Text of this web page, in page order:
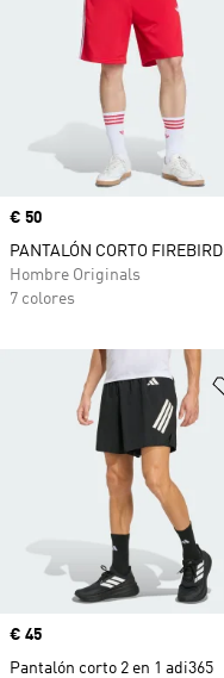
Precio
€ 50
PANTALÓN CORTO FIREBIRD
Hombre Originals
7 colores
Precio
€ 45
Pantalón corto 2 en 1 adi365